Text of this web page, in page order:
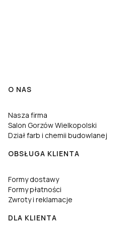
Linki w stopce
O NAS
Nasza firma
Salon Gorzów Wielkopolski
Dział farb i chemii budowlanej
OBSŁUGA KLIENTA
Formy dostawy
Formy płatności
Zwroty i reklamacje
DLA KLIENTA